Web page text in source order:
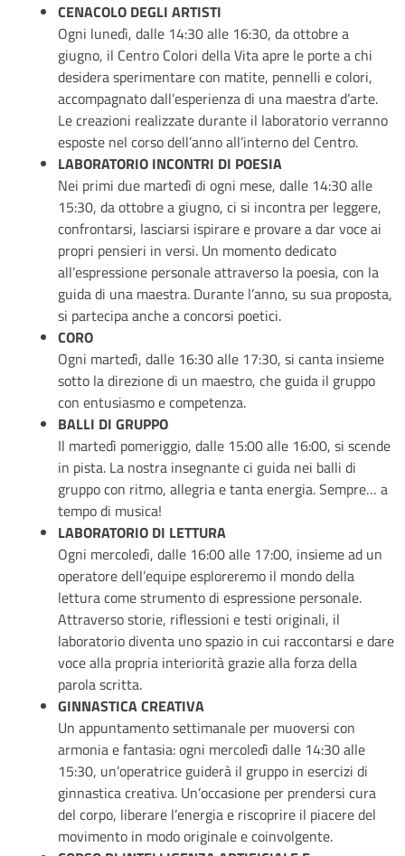
CENACOLO DEGLI ARTISTI
Ogni lunedì, dalle 14:30 alle 16:30, da ottobre a
giugno, il Centro Colori della Vita apre le porte a chi
desidera sperimentare con matite, pennelli e colori,
accompagnato dall’esperienza di una maestra d’arte.
Le creazioni realizzate durante il laboratorio verranno
esposte nel corso dell’anno all’interno del Centro.
LABORATORIO INCONTRI DI POESIA
Nei primi due martedì di ogni mese, dalle 14:30 alle
15:30, da ottobre a giugno, ci si incontra per leggere,
confrontarsi, lasciarsi ispirare e provare a dar voce ai
propri pensieri in versi. Un momento dedicato
all’espressione personale attraverso la poesia, con la
guida di una maestra. Durante l’anno, su sua proposta,
si partecipa anche a concorsi poetici.
CORO
Ogni martedì, dalle 16:30 alle 17:30, si canta insieme
sotto la direzione di un maestro, che guida il gruppo
con entusiasmo e competenza.
BALLI DI GRUPPO
Il martedì pomeriggio, dalle 15:00 alle 16:00, si scende
in pista. La nostra insegnante ci guida nei balli di
gruppo con ritmo, allegria e tanta energia. Sempre… a
tempo di musica!
LABORATORIO DI LETTURA
Ogni mercoledì, dalle 16:00 alle 17:00, insieme ad un
operatore dell’equipe esploreremo il mondo della
lettura come strumento di espressione personale.
Attraverso storie, riflessioni e testi originali, il
laboratorio diventa uno spazio in cui raccontarsi e dare
voce alla propria interiorità grazie alla forza della
parola scritta.
GINNASTICA CREATIVA
Un appuntamento settimanale per muoversi con
armonia e fantasia: ogni mercoledì dalle 14:30 alle
15:30, un’operatrice guiderà il gruppo in esercizi di
ginnastica creativa. Un’occasione per prendersi cura
del corpo, liberare l’energia e riscoprire il piacere del
movimento in modo originale e coinvolgente.